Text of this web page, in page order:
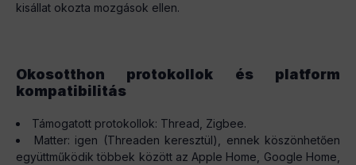
kisállat okozta mozgások ellen.
Okosotthon protokollok és platform
kompatibilitás
Támogatott protokollok: Thread, Zigbee.
Matter: igen (Threaden keresztül), ennek köszönhetően
együttműködik többek között az Apple Home, Google Home,